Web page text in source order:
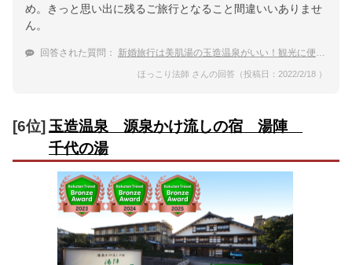
め。きっと思い出に残るご旅行となること間違いいありませ
ん。
回答された質問： 新婚旅行は美肌湯の玉造温泉がいい！観光に便利で女性に嬉しい贅沢な宿
ほっこり法師 さんの回答（投稿日：2022/2/18 ）
[6位] 玉造温泉 源泉かけ流しの宿 湯陣
千代の湯